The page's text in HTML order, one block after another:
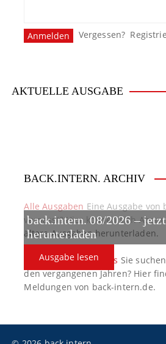
Vergessen?
AKTUELLE AUSGABE
back.intern. 08/2026 –
herunterladen
Ausgabe lesen
BACK.INTERN. ARCHIV
Alle Ausgaben Eine Ausgabe von
verpasst? Hier können sich
ältere Ausgaben herunterladen.
back.intern. Top-News Sie
den vergangenen Jahren? Hier
Meldungen von back-intern.de.